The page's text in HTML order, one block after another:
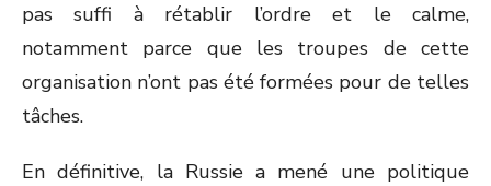
pas suffi à rétablir l’ordre et le calme,
notamment parce que les troupes de cette
organisation n’ont pas été formées pour de telles
tâches.
En définitive, la Russie a mené une politique